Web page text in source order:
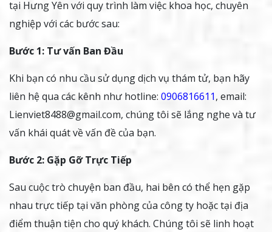
tại Hưng Yên với quy trình làm việc khoa học, chuyên
nghiệp với các bước sau:
Bước 1: Tư vấn Ban Đầu
Khi bạn có nhu cầu sử dụng dịch vụ thám tử, bạn hãy
liên hệ qua các kênh như hotline: 0906816611, email:
Lienviet8488@gmail.com, chúng tôi sẽ lắng nghe và tư
vấn khái quát về vấn đề của bạn.
Bước 2: Gặp Gỡ Trực Tiếp
Sau cuộc trò chuyện ban đầu, hai bên có thể hẹn gặp
nhau trực tiếp tại văn phòng của công ty hoặc tại địa
điểm thuận tiện cho quý khách. Chúng tôi sẽ linh hoạt